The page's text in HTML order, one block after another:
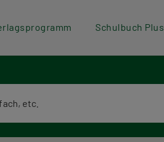
Schulbuch Plus